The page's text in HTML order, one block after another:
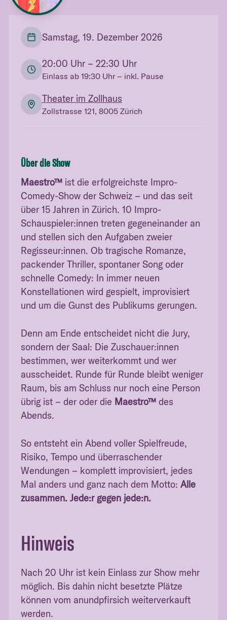
Samstag, 19. Dezember 2026
20:00 Uhr– 22:30 Uhr
Einlass ab 19:30Uhr– inkl. Pause
Theater im Zollhaus
Zollstrasse 121, 8005 Zürich
Über die Show
Maestro™ ist die erfolgreichste Impro-
Comedy-Show der Schweiz – und das seit
über 15 Jahren in Zürich. 10 Impro-
Schauspieler:innen treten gegeneinander an
und stellen sich den Aufgaben zweier
Regisseur:innen. Ob tragische Romanze,
packender Thriller, spontaner Song oder
schnelle Comedy: In immer neuen
Konstellationen wird gespielt, improvisiert
und um die Gunst des Publikums gerungen.
Denn am Ende entscheidet nicht die Jury,
sondern der Saal: Die Zuschauer:innen
bestimmen, wer weiterkommt und wer
ausscheidet. Runde für Runde bleibt weniger
Raum, bis am Schluss nur noch eine Person
übrig ist – der oder die Maestro™ des
Abends.
So entsteht ein Abend voller Spielfreude,
Risiko, Tempo und überraschender
Wendungen – komplett improvisiert, jedes
Mal anders und ganz nach dem Motto:Alle
zusammen. Jede:r gegen jede:n.
Hinweis
Nach 20 Uhr ist kein Einlass zur Show mehr
möglich. Bis dahin nicht besetzte Plätze
können vom anundpfirsich weiterverkauft
werden.